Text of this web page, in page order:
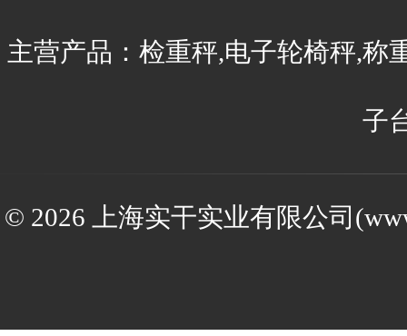
主营产品：检重秤,电子轮椅秤,称
子
© 2026 上海实干实业有限公司